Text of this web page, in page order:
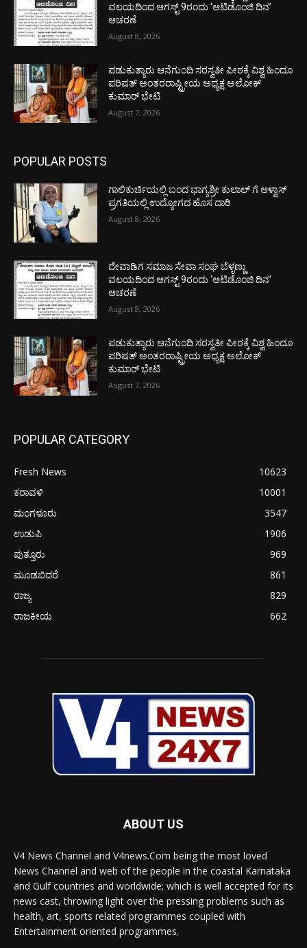
ವಲಯದಿಂದ ಆಗಸ್ಟ್ 9ರಂದು ‘ಆಟಿಡೊಂಜಿ ದಿನ’
ಆಚರಣೆ
August 8, 2026
ಪಡುಕುತ್ಯಾರು ಆನೆಗುಂದಿ ಸರಸ್ವತೀ ಪೀಠಕ್ಕೆ ವಿಶ್ವ ಹಿಂದೂ
ಪರಿಷತ್ ಅಂತರರಾಷ್ಟ್ರೀಯ ಅಧ್ಯಕ್ಷ ಅಲೋಕ್
ಕುಮಾರ್ ಭೇಟಿ
August 7, 2026
POPULAR POSTS
ಗಾಲಿಕುರ್ಚಿಯಲ್ಲಿ ಬಂದ ಭಾಗ್ಯಶ್ರೀ ಕುಲಾಲ್ ಗೆ ಆಳ್ವಾಸ್
ಪ್ರಗತಿಯಲ್ಲಿ ಉದ್ಯೋಗದ ಹೊಸ ದಾರಿ
August 8, 2026
ದೇವಾಡಿಗ ಸಮಾಜ ಸೇವಾ ಸಂಘ ಬೆಳ್ಳಣ್ಣು
ವಲಯದಿಂದ ಆಗಸ್ಟ್ 9ರಂದು ‘ಆಟಿಡೊಂಜಿ ದಿನ’
ಆಚರಣೆ
August 8, 2026
ಪಡುಕುತ್ಯಾರು ಆನೆಗುಂದಿ ಸರಸ್ವತೀ ಪೀಠಕ್ಕೆ ವಿಶ್ವ ಹಿಂದೂ
ಪರಿಷತ್ ಅಂತರರಾಷ್ಟ್ರೀಯ ಅಧ್ಯಕ್ಷ ಅಲೋಕ್
ಕುಮಾರ್ ಭೇಟಿ
August 7, 2026
POPULAR CATEGORY
Fresh News
10623
ಕರಾವಳಿ
10001
ಮಂಗಳೂರು
3547
ಉಡುಪಿ
1906
ಪುತ್ತೂರು
969
ಮೂಡಬಿದರೆ
861
ರಾಜ್ಯ
829
ರಾಜಕೀಯ
662
ABOUT US
V4 News Channel and V4news.Com being the most loved
News Channel and web of the people in the coastal Karnataka
and Gulf countries and worldwide; which is well accepted for its
news cast, throwing light over the pressing problems such as
health, art, sports related programmes coupled with
Entertainment oriented programmes.